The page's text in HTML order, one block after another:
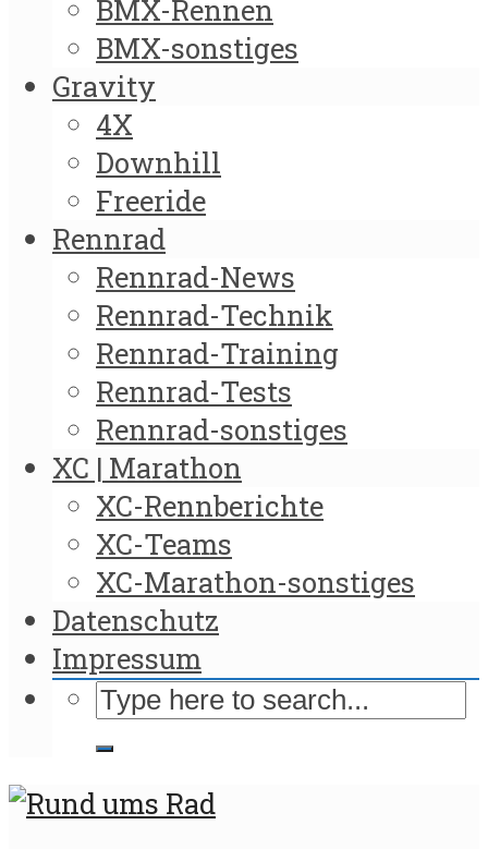
BMX-Rennen
BMX-sonstiges
Gravity
4X
Downhill
Freeride
Rennrad
Rennrad-News
Rennrad-Technik
Rennrad-Training
Rennrad-Tests
Rennrad-sonstiges
XC | Marathon
XC-Rennberichte
XC-Teams
XC-Marathon-sonstiges
Datenschutz
Impressum